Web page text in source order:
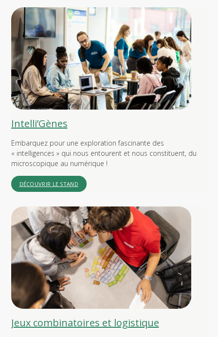
Intelli’Gènes
Embarquez pour une exploration fascinante des
« intelligences » qui nous entourent et nous constituent, du
microscopique au numérique !
DÉCOUVRIR LE STAND
Jeux combinatoires et logistique